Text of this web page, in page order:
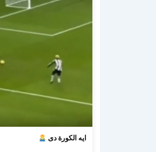
ايه الكورة دى